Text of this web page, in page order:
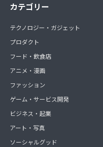
カテゴリー
テクノロジー・ガジェット
プロダクト
フード・飲食店
アニメ・漫画
ファッション
ゲーム・サービス開発
ビジネス・起業
アート・写真
ソーシャルグッド